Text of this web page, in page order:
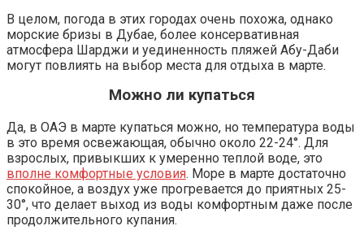
В целом, погода в этих городах очень похожа, однако
морские бризы в Дубае, более консервативная
атмосфера Шарджи и уединенность пляжей Абу-Даби
могут повлиять на выбор места для отдыха в марте.
Можно ли купаться
Да, в ОАЭ в марте купаться можно, но температура воды
в это время освежающая, обычно около 22-24°. Для
взрослых, привыкших к умеренно теплой воде, это
вполне комфортные условия. Море в марте достаточно
спокойное, а воздух уже прогревается до приятных 25-
30°, что делает выход из воды комфортным даже после
продолжительного купания.